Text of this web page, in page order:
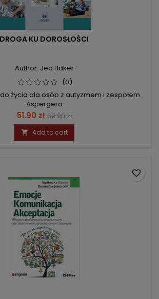
DROGA KU DOROSŁOŚCI
Author: Jed Baker
(0)
życia dla osób z autyzmem i zespołem
Aspergera
Price
51.90 zł Regular
price
69.90 zł
 Add to cart
favorite_border